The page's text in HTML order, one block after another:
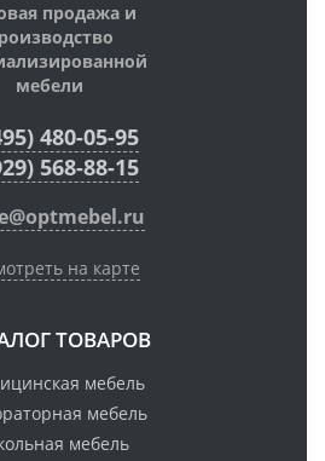
продажа и
мебели
480-05-95
568-88-15
на карте
ТОВАРОВ
мебель
мебель
мебель